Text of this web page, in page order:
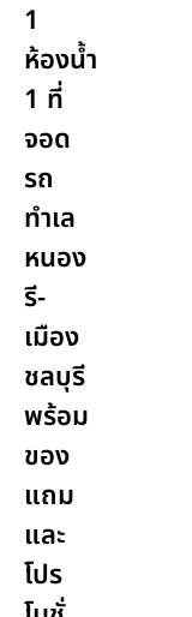
1
ห้องน้ำ
1 ที่
จอด
รถ
ทำเล
หนอง
รี-
เมือง
ชลบุรี
พร้อม
ของ
แถม
และ
โปร